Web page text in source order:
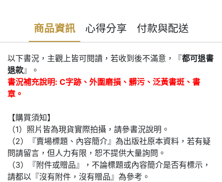
商品資訊 心得分享 付款與配送
以下書況，主觀上皆可閱讀，若收到後不滿意，『都可退書
退款』。
書況補充說明: C字跡、外圍磨損、髒污、泛黃書斑、書
章。
【購買須知】
（1）照片皆為現貨實際拍攝，請參書況說明。
（2）『賣場標題、內容簡介』為出版社原本資料，若有疑
問請留言，但人力有限，恕不提供大量詢問。
（3）『附件或贈品』，不論標題或內容簡介是否有標示，
請都以『沒有附件，沒有贈品』為參考。